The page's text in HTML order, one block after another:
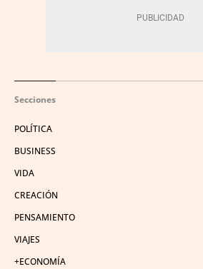
Secciones
POLÍTICA
BUSINESS
VIDA
CREACIÓN
PENSAMIENTO
VIAJES
+ECONOMÍA